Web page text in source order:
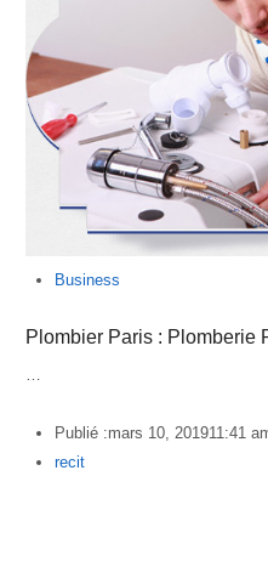
Business
Plombier Paris : Plomberie
Publié :mars 10, 201911:41
Author
recit